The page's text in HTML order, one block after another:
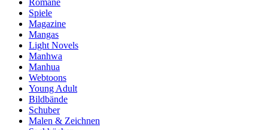
Romane
Spiele
Magazine
Mangas
Light Novels
Manhwa
Manhua
Webtoons
Young Adult
Bildbände
Schuber
Malen & Zeichnen